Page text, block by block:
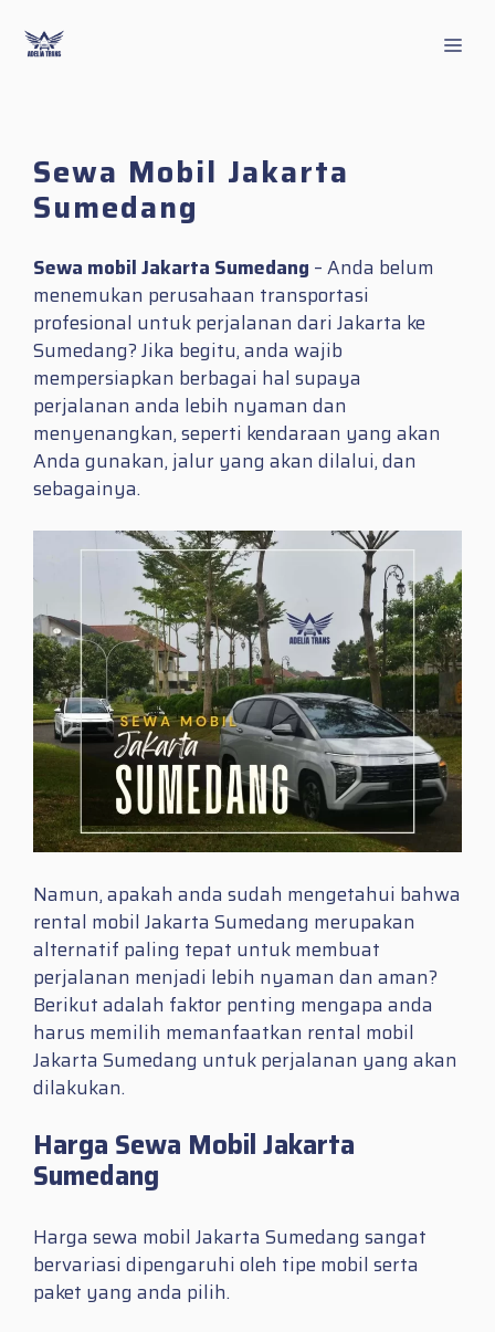
content
Sewa Mobil Jakarta
Sumedang
Sewa mobil Jakarta Sumedang – Anda belum
menemukan perusahaan transportasi
profesional untuk perjalanan dari Jakarta ke
Sumedang? Jika begitu, anda wajib
mempersiapkan berbagai hal supaya
perjalanan anda lebih nyaman dan
menyenangkan, seperti kendaraan yang akan
Anda gunakan, jalur yang akan dilalui, dan
sebagainya.
Namun, apakah anda sudah mengetahui bahwa
rental mobil Jakarta Sumedang merupakan
alternatif paling tepat untuk membuat
perjalanan menjadi lebih nyaman dan aman?
Berikut adalah faktor penting mengapa anda
harus memilih memanfaatkan rental mobil
Jakarta Sumedang untuk perjalanan yang akan
dilakukan.
Harga Sewa Mobil Jakarta
Sumedang
Harga sewa mobil Jakarta Sumedang sangat
bervariasi dipengaruhi oleh tipe mobil serta
paket yang anda pilih.